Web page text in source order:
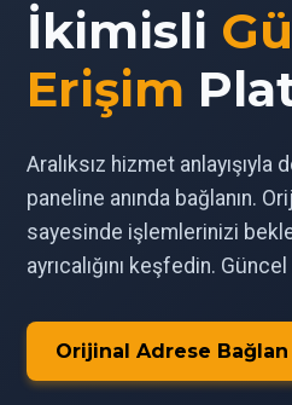
İkimisli
Erişim
Aralıksız hizmet anlayışıyla
paneline anında bağlanın.
sayesinde işlemlerinizi
ayrıcalığını keşfedin.
Orijinal Adrese Bağlan